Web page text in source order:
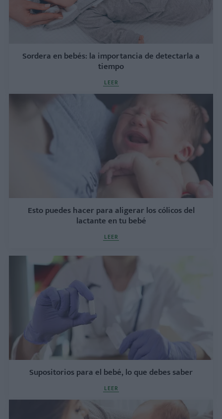
Sordera en bebés: la importancia de detectarla a
tiempo
LEER
Esto puedes hacer para aligerar los cólicos del
lactante en tu bebé
LEER
Supositorios para el bebé, lo que debes saber
LEER